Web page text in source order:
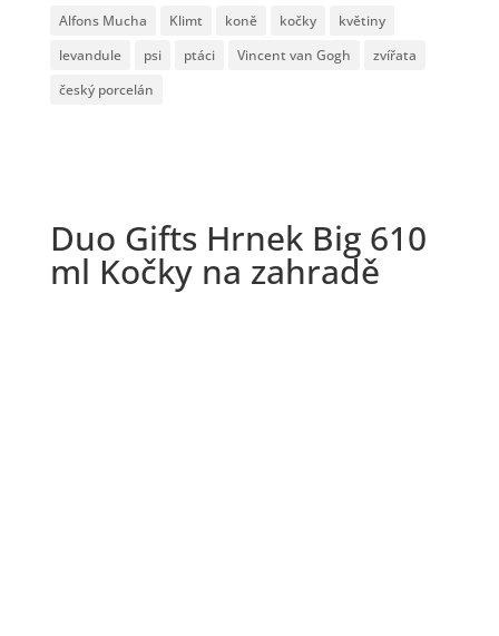
Alfons Mucha Klimt koně kočky
květiny
levandule
psi ptáci Vincent van Gogh
zvířata
český porcelán
Duo Gifts Hrnek Big 610
ml Kočky na zahradě